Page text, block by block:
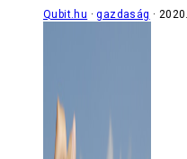
Qubit.hu gazdaság